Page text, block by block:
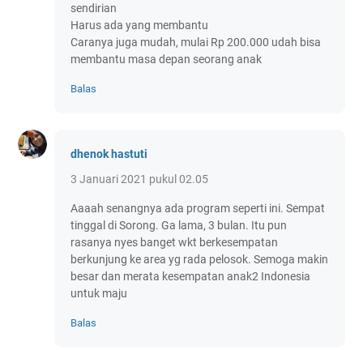
sendirian
Harus ada yang membantu
Caranya juga mudah, mulai Rp 200.000 udah bisa
membantu masa depan seorang anak
Balas
dhenok hastuti
3 Januari 2021 pukul 02.05
Aaaah senangnya ada program seperti ini. Sempat
tinggal di Sorong. Ga lama, 3 bulan. Itu pun
rasanya nyes banget wkt berkesempatan
berkunjung ke area yg rada pelosok. Semoga makin
besar dan merata kesempatan anak2 Indonesia
untuk maju
Balas